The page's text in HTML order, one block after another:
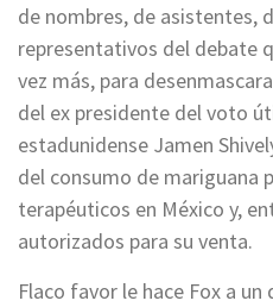
de nombres, de asistentes,
representativos del debate
vez más, para
del ex presidente del voto
estadunidense Jamen
del consumo de mariguana
terapéuticos en México y,
autorizados para su venta.
Flaco favor le hace Fox a